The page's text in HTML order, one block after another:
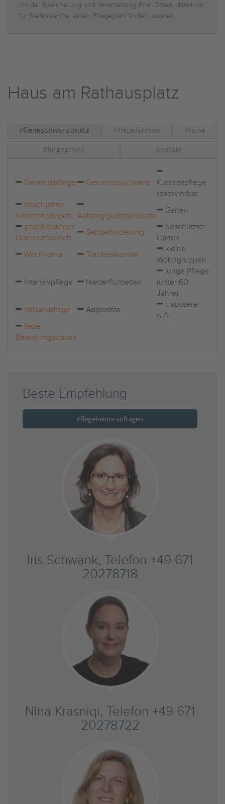
mit der Speicherung und Verarbeitung Ihrer Daten, damit wir
für Sie kostenfrei einen Pflegeplatz finden können.
Haus am Rathausplatz
Pflegeschwerpunkte Pflegeformen Preise
Pflegegrade Kontakt
Demenzpflege Gerontopsychiatrie
Kurzzeitpflege
reservierbar
beschützter
Demenzbereich
Abhängigkeitssyndrom
Garten
geschlossener
Demenzbereich
Sehbehinderung
beschützter
Garten
Wachkoma
Trachealkanüle
kleine
Wohngruppen
Intensivpflege Niederflurbetten
junge Pflege
(unter 60
Jahre)
Palliativpflege
Adipositas
Haustiere
n.A.
feste
Beatmungsstation
Beste Empfehlung
Pflegeheime anfragen
Iris Schwank, Telefon +49 671
20278718
Nina Krasniqi, Telefon +49 671
20278722